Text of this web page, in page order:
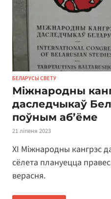
БЕЛАРУСЫ СВЕТУ
Міжнародны
даследчыкаў
поўным аб’ёме
21 ліпеня 2023
XI Міжнародны кангрэс
сёлета плануецца
верасня.